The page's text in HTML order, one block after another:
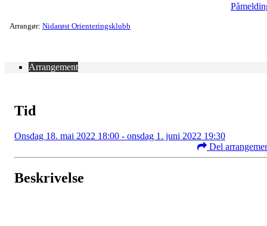
Arrangør: Nidarøst Orienteringsklubb
Arrangement
Tid
Onsdag 18. mai 2022 18:00 - onsdag 1. juni 2022 19:30
Del
Beskrivelse